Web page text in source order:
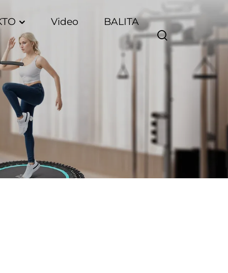
Video BALITA